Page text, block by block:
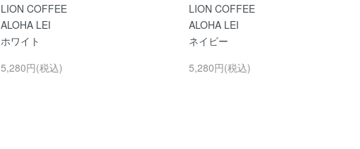
LION COFFEE
ALOHA LEI
ホワイト
5,280円(税込)
LION COFFEE
ALOHA LEI
ネイビー
5,280円(税込)